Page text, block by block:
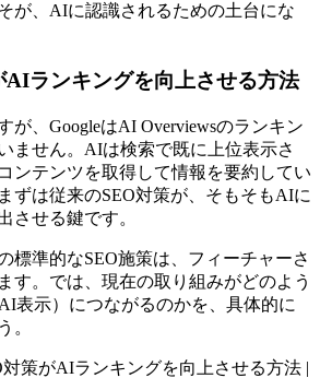
が、AIに認識されるための土台にな
AIランキングを向上させる方法
が、GoogleはAI Overviewsのランキン
ません。AIは検索で既に上位表示さ
ンテンツを取得して情報を要約してい
ずは従来のSEO対策が、そもそもAIに
させる鍵です。
標準的なSEO施策は、フィーチャーさ
す。では、現在の取り組みがどのよう
表示）につながるのかを、具体的に
。
対策がAIランキングを向上させる方法 |